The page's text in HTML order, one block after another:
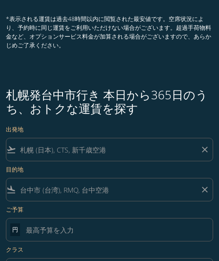
*表示される運賃は過去48時間以内に閲覧された最安値です。空席状況によ
り、予約時に同じ運賃をご利用いただけない場合がございます。超過手荷物料
金など、オプションサービス料金が加算される場合がございますので、あらか
じめご了承ください。
札幌発台中市行き 本日から365日のう
ち、おトクな運賃を探す
出発地
flight_takeoff close
目的地
flight_land close
ご予算
円
クラス